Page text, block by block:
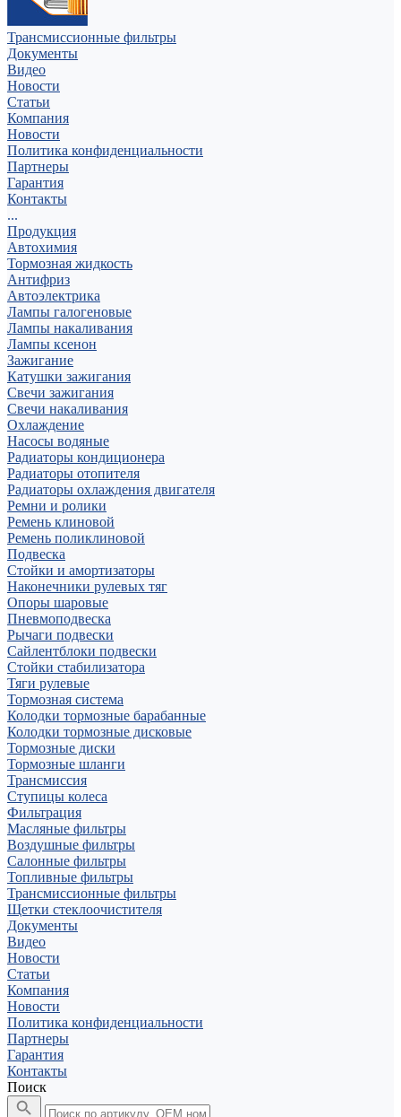
Трансмиссионные фильтры
Документы
Видео
Новости
Статьи
Компания
Новости
Политика конфиденциальности
Партнеры
Гарантия
Контакты
...
Продукция
Автохимия
Тормозная жидкость
Антифриз
Автоэлектрика
Лампы галогеновые
Лампы накаливания
Лампы ксенон
Зажигание
Катушки зажигания
Свечи зажигания
Свечи накаливания
Охлаждение
Насосы водяные
Радиаторы кондиционера
Радиаторы отопителя
Радиаторы охлаждения двигателя
Ремни и ролики
Ремень клиновой
Ремень поликлиновой
Подвеска
Стойки и амортизаторы
Наконечники рулевых тяг
Опоры шаровые
Пневмоподвеска
Рычаги подвески
Сайлентблоки подвески
Стойки стабилизатора
Тяги рулевые
Тормозная система
Колодки тормозные барабанные
Колодки тормозные дисковые
Тормозные диски
Тормозные шланги
Трансмиссия
Ступицы колеса
Фильтрация
Масляные фильтры
Воздушные фильтры
Салонные фильтры
Топливные фильтры
Трансмиссионные фильтры
Щетки стеклоочистителя
Документы
Видео
Новости
Статьи
Компания
Новости
Политика конфиденциальности
Партнеры
Гарантия
Контакты
Поиск